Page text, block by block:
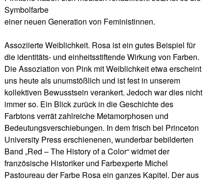
Symbolfarbe
einer neuen Generation von Feministinnen.
Assoziierte Weiblichkeit. Rosa ist ein gutes Beispiel für
die identitäts- und einheitsstiftende Wirkung von Farben.
Die Assoziation von Pink mit Weiblichkeit etwa erscheint
uns heute als unumstößlich und ist fest in unserem
kollektiven Bewusstsein verankert. Jedoch war dies nicht
immer so. Ein Blick zurück in die Geschichte des
Farbtons verrät zahlreiche Metamorphosen und
Bedeutungsverschiebungen. In dem frisch bei Princeton
University Press erschienenen, wunderbar bebilderten
Band „Red – The History of a Color“ widmet der
französische Historiker und Farbexperte Michel
Pastoureau der Farbe Rosa ein ganzes Kapitel. Der aus